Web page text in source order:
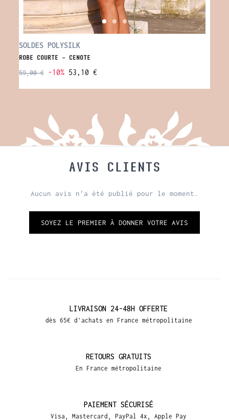
SOLDES POLYSILK
ROBE COURTE - CENOTE
59,00 € -10% 53,10 €
AVIS CLIENTS
Aucun avis n'a été publié pour le moment.
SOYEZ LE PREMIER À DONNER VOTRE AVIS
LIVRAISON 24-48H OFFERTE
dès 65€ d'achats en France métropolitaine
RETOURS GRATUITS
En France métropolitaine
PAIEMENT SÉCURISÉ
Visa, Mastercard, PayPal 4x, Apple Pay